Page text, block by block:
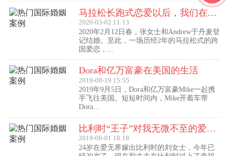
马拉松长跑式恋爱以后，我们在丹麦登记结婚了
2020-03-02 11:13
2020年2月12日春，张女士和Andrew于丹麦登
记结婚。至此，一场历经2年的马拉松式的跨
国爱恋，...
Dora和亿万富豪在美国的生活
2019-09-19 15:55
2019年9月5日，Dora和亿万富豪Mike一起携
手飞往美国。短短时间内，Mike开着车带
Dora...
比利时“王子”对我无微不至的爱（爱无界刘女士的海外生活）
2019-06-01 18:18
24岁在爱无界嫁出比利时的刘女士，今年已